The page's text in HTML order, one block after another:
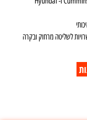
לשליטה מרחוק ובקרה